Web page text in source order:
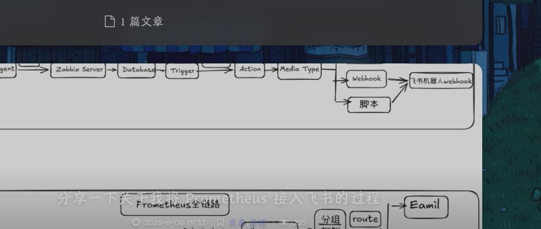
夜间模式
1 篇文章
分享一下关于我将 Prometheus 接入飞书的过程
2026-6-06 19:32 文章,监控 |
235